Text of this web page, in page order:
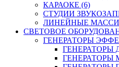
КАРАОКЕ (6)
СТУДИИ
ЛИНЕЙНЫЕ
СВЕТОВОЕ
ГЕНЕРАТОРЫ
ГЕНЕРАТОРЫ
ГЕНЕРАТОРЫ